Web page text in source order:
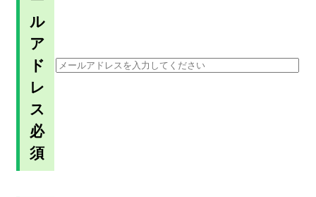
ル
ア
ド
レ
ス
必
須